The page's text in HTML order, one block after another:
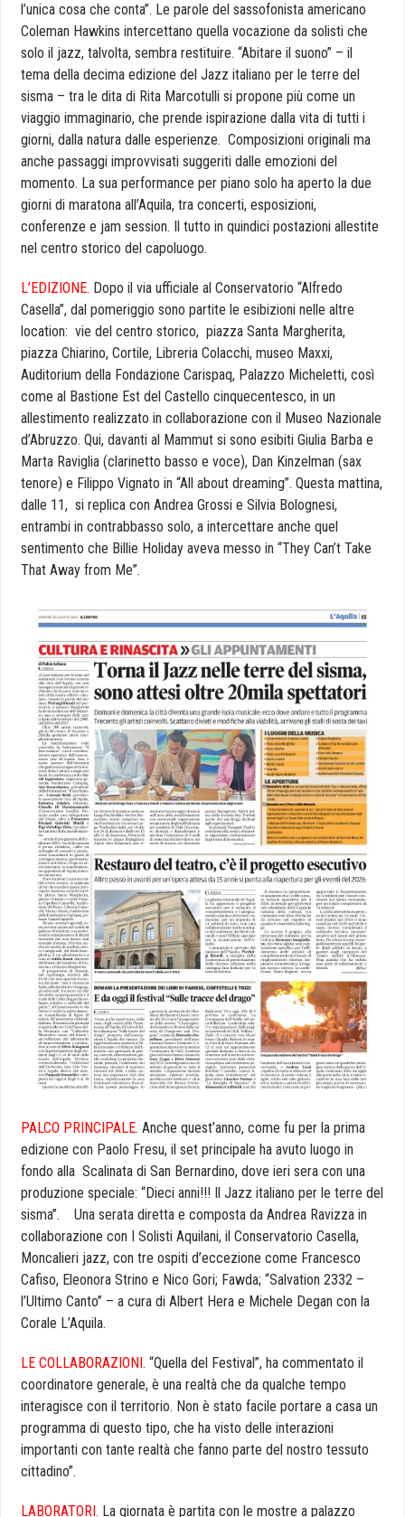
l’unica cosa che conta”. Le parole del sassofonista americano
Coleman Hawkins intercettano quella vocazione da solisti che
solo il jazz, talvolta, sembra restituire. “Abitare il suono” – il
tema della decima edizione del Jazz italiano per le terre del
sisma – tra le dita di Rita Marcotulli si propone più come un
viaggio immaginario, che prende ispirazione dalla vita di tutti i
giorni, dalla natura dalle esperienze. Composizioni originali ma
anche passaggi improvvisati suggeriti dalle emozioni del
momento. La sua performance per piano solo ha aperto la due
giorni di maratona all’Aquila, tra concerti, esposizioni,
conferenze e jam session. Il tutto in quindici postazioni allestite
nel centro storico del capoluogo.
L’EDIZIONE. Dopo il via ufficiale al Conservatorio “Alfredo
Casella”, dal pomeriggio sono partite le esibizioni nelle altre
location: vie del centro storico, piazza Santa Margherita,
piazza Chiarino, Cortile, Libreria Colacchi, museo Maxxi,
Auditorium della Fondazione Carispaq, Palazzo Micheletti, così
come al Bastione Est del Castello cinquecentesco, in un
allestimento realizzato in collaborazione con il Museo Nazionale
d’Abruzzo. Qui, davanti al Mammut si sono esibiti Giulia Barba e
Marta Raviglia (clarinetto basso e voce), Dan Kinzelman (sax
tenore) e Filippo Vignato in “All about dreaming”. Questa mattina,
dalle 11, si replica con Andrea Grossi e Silvia Bolognesi,
entrambi in contrabbasso solo, a intercettare anche quel
sentimento che Billie Holiday aveva messo in “They Can’t Take
That Away from Me”.
PALCO PRINCIPALE. Anche quest’anno, come fu per la prima
edizione con Paolo Fresu, il set principale ha avuto luogo in
fondo alla Scalinata di San Bernardino, dove ieri sera con una
produzione speciale: “Dieci anni!!! Il Jazz italiano per le terre del
sisma”. Una serata diretta e composta da Andrea Ravizza in
collaborazione con I Solisti Aquilani, il Conservatorio Casella,
Moncalieri jazz, con tre ospiti d’eccezione come Francesco
Cafiso, Eleonora Strino e Nico Gori; Fawda; “Salvation 2332 –
l’Ultimo Canto” – a cura di Albert Hera e Michele Degan con la
Corale L’Aquila.
LE COLLABORAZIONI. “Quella del Festival”, ha commentato il
coordinatore generale, è una realtà che da qualche tempo
interagisce con il territorio. Non è stato facile portare a casa un
programma di questo tipo, che ha visto delle interazioni
importanti con tante realtà che fanno parte del nostro tessuto
cittadino”.
LABORATORI. La giornata è partita con le mostre a palazzo